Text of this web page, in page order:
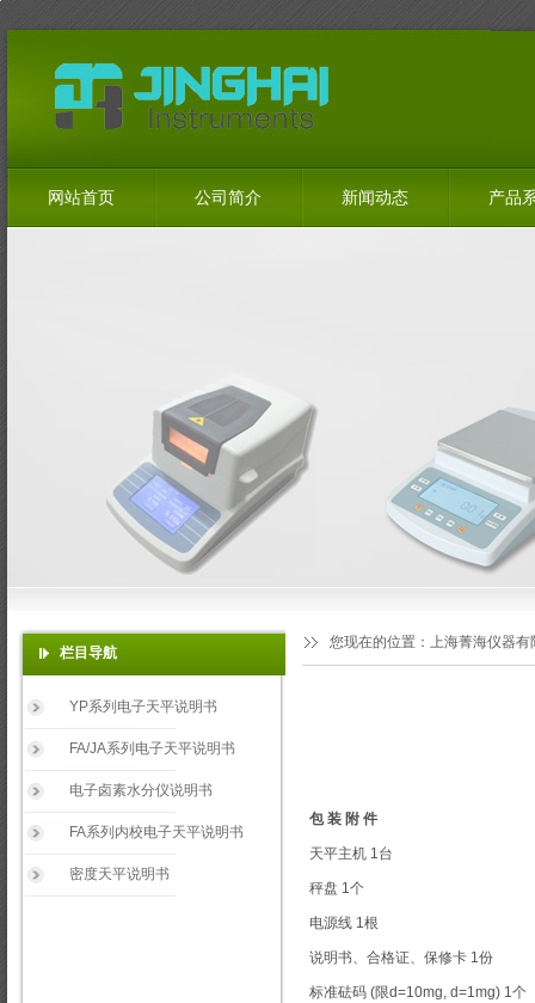
网站首页 公司简介 新闻动态 产品
栏目导航
YP系列电子天平说明书
FA/JA系列电子天平说明书
电子卤素水分仪说明书
FA系列内校电子天平说明书
密度天平说明书
您现在的位置： 上海菁海仪器有
包 装 附 件
天平主机 1台
秤盘 1个
电源线 1根
说明书、合格证、保修卡 1份
标准砝码 (限d=10mg, d=1mg) 1个